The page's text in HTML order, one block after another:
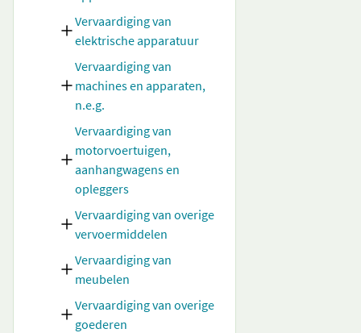
Vervaardiging van
elektrische apparatuur
Vervaardiging van
machines en apparaten,
n.e.g.
Vervaardiging van
motorvoertuigen,
aanhangwagens en
opleggers
Vervaardiging van overige
vervoermiddelen
Vervaardiging van
meubelen
Vervaardiging van overige
goederen